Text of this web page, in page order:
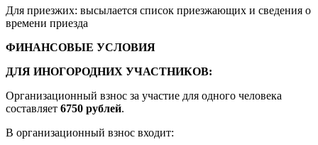
Для приезжих: высылается список приезжающих и сведения о
времени приезда
ФИНАНСОВЫЕ УСЛОВИЯ
ДЛЯ ИНОГОРОДНИХ УЧАСТНИКОВ:
Организационный взнос за участие для одного человека
составляет 6750 рублей.
В организационный взнос входит: